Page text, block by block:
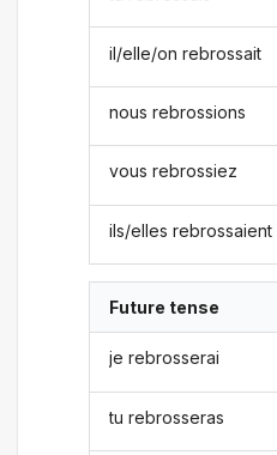
il/elle/on rebrossait
nous rebrossions
vous rebrossiez
ils/elles rebrossaient
Future tense
je rebrosserai
tu rebrosseras